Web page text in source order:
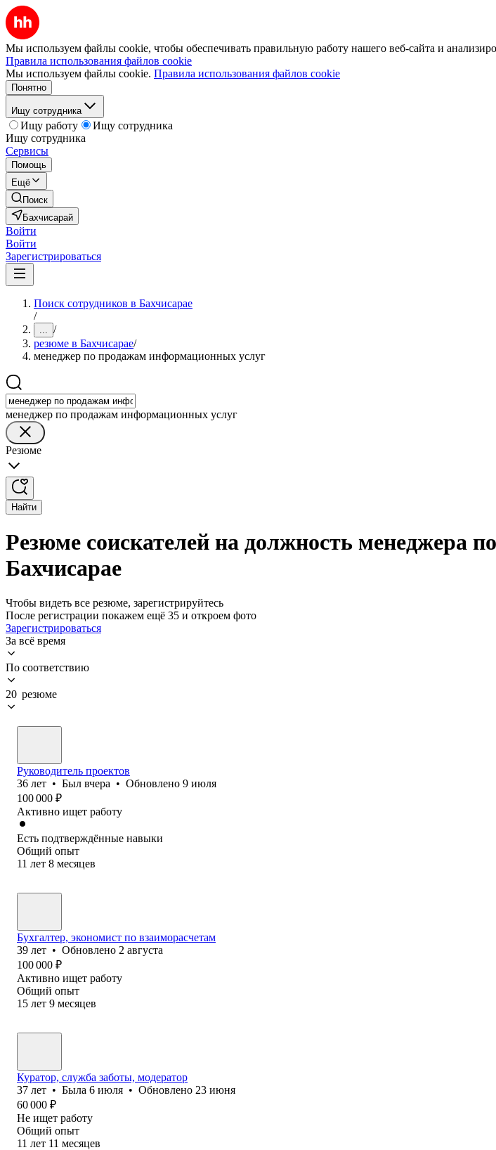
Мы используем файлы cookie, чтобы обеспечивать правильную работу нашего веб-сайта и
Правила использования файлов cookie
Мы используем файлы cookie. Правила использования файлов cookie
Понятно
Ищу сотрудника
Ищу работу
Ищу сотрудника
Ищу сотрудника
Сервисы
Помощь
Ещё
Поиск
Бахчисарай
Войти
Войти
Зарегистрироваться
Поиск сотрудников в Бахчисарае
/
... /
резюме в Бахчисарае/
менеджер по продажам информационных услуг
менеджер по продажам информационных услуг
Резюме
Найти
Резюме соискателей на должность менеджера
Бахчисарае
Чтобы видеть все резюме, зарегистрируйтесь
После регистрации покажем ещё 35 и откроем фото
Зарегистрироваться
За всё время
По соответствию
20 резюме
Руководитель проектов
36 лет • Был вчера • Обновлено 9 июля
100 000 ₽
Активно ищет работу
Есть подтверждённые навыки
Общий опыт
11 лет 8 месяцев
Бухгалтер, экономист по взаиморасчетам
39 лет • Обновлено 2 августа
100 000 ₽
Активно ищет работу
Общий опыт
15 лет 9 месяцев
Куратор, служба заботы, модератор
37 лет • Была 6 июля • Обновлено 23 июня
60 000 ₽
Не ищет работу
Общий опыт
11 лет 11 месяцев